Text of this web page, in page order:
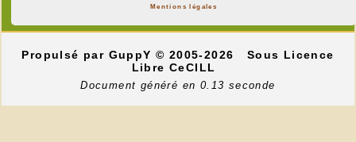
Mentions légales
Propulsé par GuppY© 2005-2026
Sous Licence
Libre CeCILL
Document généré en 0.13 seconde